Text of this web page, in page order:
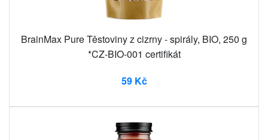
BrainMax Pure Těstoviny z cizrny - spirály, BIO, 250 g
*CZ-BIO-001 certifikát
59 Kč